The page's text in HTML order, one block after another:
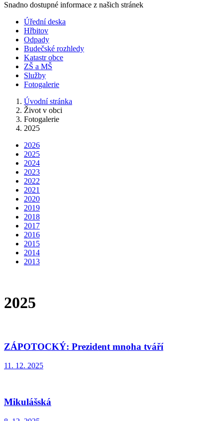
Snadno dostupné informace z našich stránek
Úřední deska
Hřbitov
Odpady
Budečské rozhledy
Katastr obce
ZŠ a MŠ
Služby
Fotogalerie
Úvodní stránka
Život v obci
Fotogalerie
2025
2026
2025
2024
2023
2022
2021
2020
2019
2018
2017
2016
2015
2014
2013
2025
ZÁPOTOCKÝ: Prezident mnoha tváří
11. 12. 2025
Mikulášská